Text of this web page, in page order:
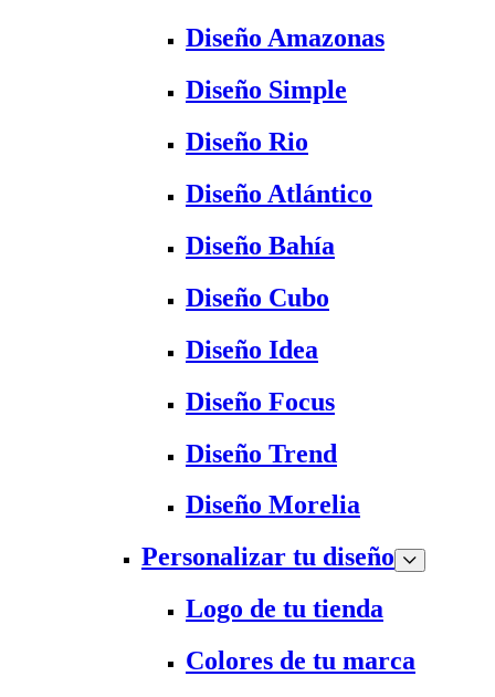
Diseño Amazonas
Diseño Simple
Diseño Rio
Diseño Atlántico
Diseño Bahía
Diseño Cubo
Diseño Idea
Diseño Focus
Diseño Trend
Diseño Morelia
Personalizar tu diseño
Logo de tu tienda
Colores de tu marca